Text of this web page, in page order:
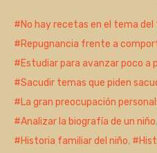
No hay recetas en el tema
Repugnancia frente a
Estudiar para avanzar poco a
Sacudir temas que piden
La gran preocupación
Analizar la biografía de un niño,
Historia familiar del niño,